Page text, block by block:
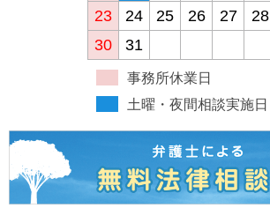
23
24 25 26 27 28
30
31
事務所休業日
土曜・夜間相談実施日